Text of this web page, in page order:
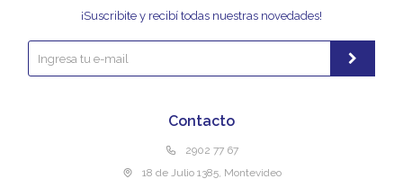
Contacto
2902 77 67
18 de Julio 1385, Montevideo
¡Suscribite y recibí todas nuestras novedades!